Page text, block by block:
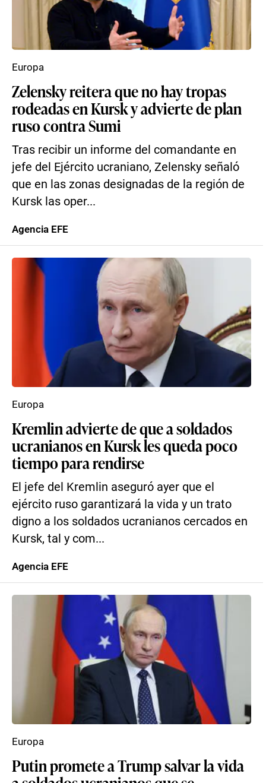
Zelensky reitera que no hay tropas
rodeadas en Kursk y advierte de plan
ruso contra Sumi
Tras recibir un informe del comandante en
jefe del Ejército ucraniano, Zelensky señaló
que en las zonas designadas de la región de
Kursk las oper...
Europa
Agencia EFE
Kremlin advierte de que a soldados
ucranianos en Kursk les queda poco
tiempo para rendirse
El jefe del Kremlin aseguró ayer que el
ejército ruso garantizará la vida y un trato
digno a los soldados ucranianos cercados en
Kursk, tal y com...
Europa
Agencia EFE
Putin promete a Trump salvar la vida
Europa